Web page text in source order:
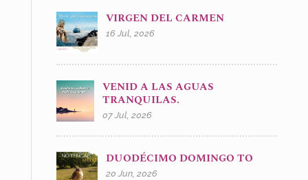
VIRGEN DEL CARMEN
16 Jul, 2026
VENID A LAS AGUAS
TRANQUILAS.
07 Jul, 2026
DUODÉCIMO DOMINGO TO
20 Jun, 2026